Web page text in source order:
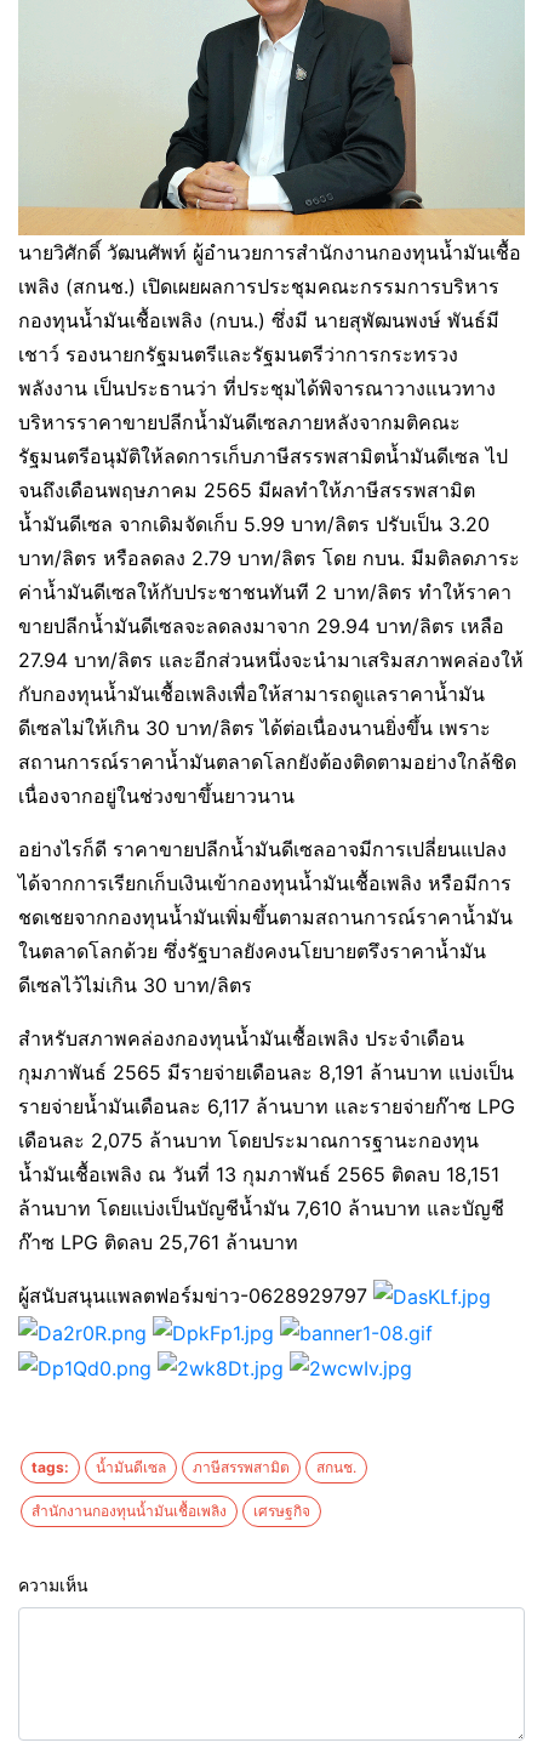
นายวิศักดิ์ วัฒนศัพท์ ผู้อำนวยการสำนักงานกองทุนน้ำมันเชื้อ
เพลิง (สกนช.) เปิดเผยผลการประชุมคณะกรรมการบริหาร
กองทุนน้ำมันเชื้อเพลิง (กบน.) ซึ่งมี นายสุพัฒนพงษ์ พันธ์มี
เชาว์ รองนายกรัฐมนตรีและรัฐมนตรีว่าการกระทรวง
พลังงาน เป็นประธานว่า ที่ประชุมได้พิจารณาวางแนวทาง
บริหารราคาขายปลีกน้ำมันดีเซลภายหลังจากมติคณะ
รัฐมนตรีอนุมัติให้ลดการเก็บภาษีสรรพสามิตน้ำมันดีเซล ไป
จนถึงเดือนพฤษภาคม 2565 มีผลทำให้ภาษีสรรพสามิต
น้ำมันดีเซล จากเดิมจัดเก็บ 5.99 บาท/ลิตร ปรับเป็น 3.20
บาท/ลิตร หรือลดลง 2.79 บาท/ลิตร โดย กบน. มีมติลดภาระ
ค่าน้ำมันดีเซลให้กับประชาชนทันที 2 บาท/ลิตร ทำให้ราคา
ขายปลีกน้ำมันดีเซลจะลดลงมาจาก 29.94 บาท/ลิตร เหลือ
27.94 บาท/ลิตร และอีกส่วนหนึ่งจะนำมาเสริมสภาพคล่องให้
กับกองทุนน้ำมันเชื้อเพลิงเพื่อให้สามารถดูแลราคาน้ำมัน
ดีเซลไม่ให้เกิน 30 บาท/ลิตร ได้ต่อเนื่องนานยิ่งขึ้น เพราะ
สถานการณ์ราคาน้ำมันตลาดโลกยังต้องติดตามอย่างใกล้ชิด
เนื่องจากอยู่ในช่วงขาขึ้นยาวนาน
อย่างไรก็ดี ราคาขายปลีกน้ำมันดีเซลอาจมีการเปลี่ยนแปลง
ได้จากการเรียกเก็บเงินเข้ากองทุนน้ำมันเชื้อเพลิง หรือมีการ
ชดเชยจากกองทุนน้ำมันเพิ่มขึ้นตามสถานการณ์ราคาน้ำมัน
ในตลาดโลกด้วย ซึ่งรัฐบาลยังคงนโยบายตรึงราคาน้ำมัน
ดีเซลไว้ไม่เกิน 30 บาท/ลิตร
สำหรับสภาพคล่องกองทุนน้ำมันเชื้อเพลิง ประจำเดือน
กุมภาพันธ์ 2565 มีรายจ่ายเดือนละ 8,191 ล้านบาท แบ่งเป็น
รายจ่ายน้ำมันเดือนละ 6,117 ล้านบาท และรายจ่ายก๊าซ LPG
เดือนละ 2,075 ล้านบาท โดยประมาณการฐานะกองทุน
น้ำมันเชื้อเพลิง ณ วันที่ 13 กุมภาพันธ์ 2565 ติดลบ 18,151
ล้านบาท โดยแบ่งเป็นบัญชีน้ำมัน 7,610 ล้านบาท และบัญชี
ก๊าซ LPG ติดลบ 25,761 ล้านบาท
ผู้สนับสนุนแพลตฟอร์มข่าว-0628929797
tags: น้ำมันดีเซล ภาษีสรรพสามิต สกนช.
สำนักงานกองทุนน้ำมันเชื้อเพลิง เศรษฐกิจ
ความเห็น